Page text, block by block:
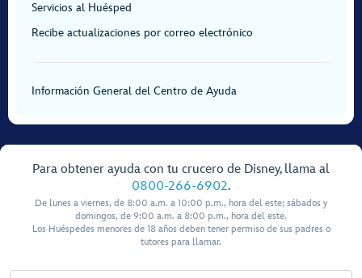
Servicios al Huésped
Recibe actualizaciones por correo electrónico
Información General del Centro de Ayuda
Para obtener ayuda con tu crucero de Disney, llama al
0800-266-6902.
De lunes a viernes, de 8:00 a.m. a 10:00 p.m., hora del este; sábados y
domingos, de 9:00 a.m. a 8:00 p.m., hora del este.
Los Huéspedes menores de 18 años deben tener permiso de sus padres o
tutores para llamar.